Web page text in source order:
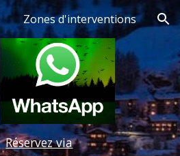
Zones d'interventions
Réservez via